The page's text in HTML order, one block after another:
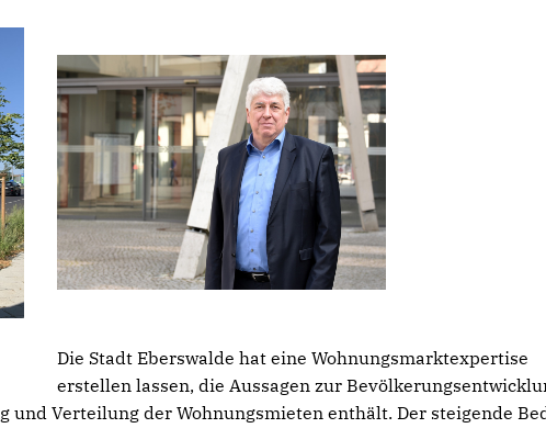
Die Stadt Eberswalde hat eine Wohnungsmarktexpertise
erstellen lassen, die Aussagen zur
und Verteilung der Wohnungsmieten enthält. Der steigende